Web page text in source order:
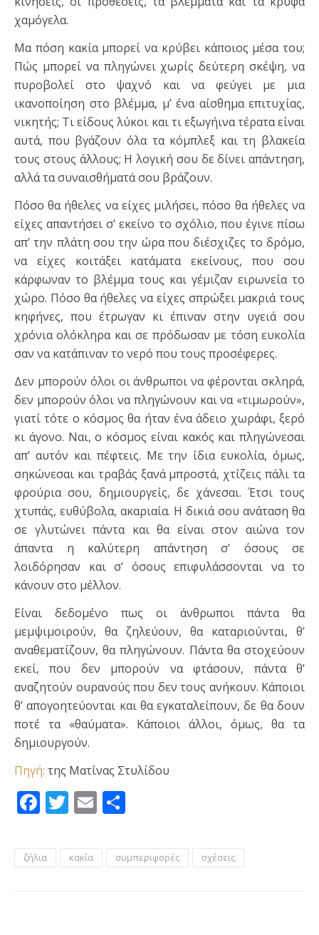
χαμόγελα.
Μα πόση κακία μπορεί να κρύβει κάποιος μέσα του;
Πώς μπορεί να πληγώνει χωρίς δεύτερη σκέψη, να
πυροβολεί στο ψαχνό και να φεύγει με μια
ικανοποίηση στο βλέμμα, μ’ ένα αίσθημα επιτυχίας,
νικητής; Τι είδους λύκοι και τι εξωγήινα τέρατα είναι
αυτά, που βγάζουν όλα τα κόμπλεξ και τη βλακεία
τους στους άλλους; Η λογική σου δε δίνει απάντηση,
αλλά τα συναισθήματά σου βράζουν.
Πόσο θα ήθελες να είχες μιλήσει, πόσο θα ήθελες να
είχες απαντήσει σ’ εκείνο το σχόλιο, που έγινε πίσω
απ’ την πλάτη σου την ώρα που διέσχιζες το δρόμο,
να είχες κοιτάξει κατάματα εκείνους, που σου
κάρφωναν το βλέμμα τους και γέμιζαν ειρωνεία το
χώρο. Πόσο θα ήθελες να είχες σπρώξει μακριά τους
κηφήνες, που έτρωγαν κι έπιναν στην υγειά σου
χρόνια ολόκληρα και σε πρόδωσαν με τόση ευκολία
σαν να κατάπιναν το νερό που τους προσέφερες.
Δεν μπορούν όλοι οι άνθρωποι να φέρονται σκληρά,
δεν μπορούν όλοι να πληγώνουν και να «τιμωρούν»,
γιατί τότε ο κόσμος θα ήταν ένα άδειο χωράφι, ξερό
κι άγονο. Ναι, ο κόσμος είναι κακός και πληγώνεσαι
απ’ αυτόν και πέφτεις. Με την ίδια ευκολία, όμως,
σηκώνεσαι και τραβάς ξανά μπροστά, χτίζεις πάλι τα
φρούρια σου, δημιουργείς, δε χάνεσαι. Έτσι τους
χτυπάς, ευθύβολα, ακαριαία. Η δικιά σου ανάταση θα
σε γλυτώνει πάντα και θα είναι στον αιώνα τον
άπαντα η καλύτερη απάντηση σ’ όσους σε
λοιδόρησαν και σ’ όσους επιφυλάσσονται να το
κάνουν στο μέλλον.
Είναι δεδομένο πως οι άνθρωποι πάντα θα
μεμψιμοιρούν, θα ζηλεύουν, θα καταριούνται, θ’
αναθεματίζουν, θα πληγώνουν. Πάντα θα στοχεύουν
εκεί, που δεν μπορούν να φτάσουν, πάντα θ’
αναζητούν ουρανούς που δεν τους ανήκουν. Κάποιοι
θ’ απογοητεύονται και θα εγκαταλείπουν, δε θα δουν
ποτέ τα «θαύματα». Κάποιοι άλλοι, όμως, θα τα
δημιουργούν.
Πηγή: της Ματίνας Στυλίδου
Facebook
Twitter
Email
ζήλια κακία συμπεριφορές σχέσεις